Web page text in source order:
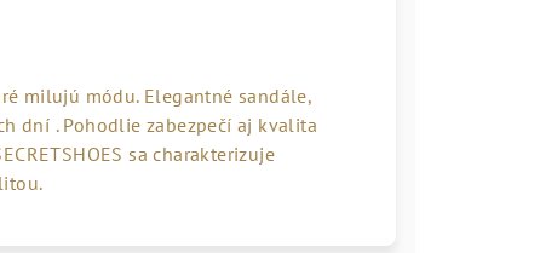
milujú módu. Elegantné sandále,
dní . Pohodlie zabezpečí aj kvalita
sa charakterizuje